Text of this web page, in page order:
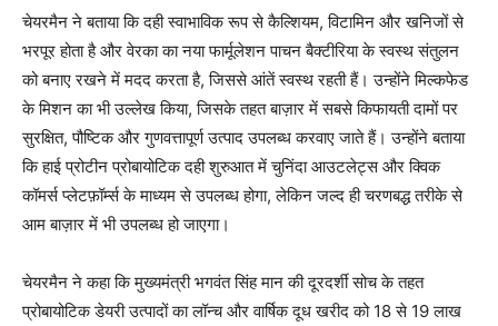
चेयरमैन ने बताया कि दही स्वाभाविक रूप से कैल्शियम, विटामिन और खनिजों से
भरपूर होता है और वेरका का नया फार्मूलेशन पाचन बैक्टीरिया के स्वस्थ संतुलन
को बनाए रखने में मदद करता है, जिससे आंतें स्वस्थ रहती हैं। उन्होंने मिल्कफेड
के मिशन का भी उल्लेख किया, जिसके तहत बाज़ार में सबसे किफायती दामों पर
सुरक्षित, पौष्टिक और गुणवत्तापूर्ण उत्पाद उपलब्ध करवाए जाते हैं। उन्होंने बताया
कि हाई प्रोटीन प्रोबायोटिक दही शुरुआत में चुनिंदा आउटलेट्स और क्विक
कॉमर्स प्लेटफ़ॉर्म्स के माध्यम से उपलब्ध होगा, लेकिन जल्द ही चरणबद्ध तरीके से
आम बाज़ार में भी उपलब्ध हो जाएगा।
चेयरमैन ने कहा कि मुख्यमंत्री भगवंत सिंह मान की दूरदर्शी सोच के तहत
प्रोबायोटिक डेयरी उत्पादों का लॉन्च और वार्षिक दूध खरीद को 18 से 19 लाख